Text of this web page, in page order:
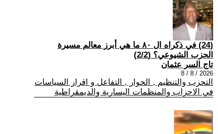
(24) في ذكراه ال ٨٠ ما هي أبرز معالم مسيرة
الحزب الشيوعي؟ (2/2)
تاج السر عثمان
2026 / 8 / 8
التحزب والتنظيم , الحوار , التفاعل و اقرار السياسات
في الاحزاب والمنظمات اليسارية والديمقراطية